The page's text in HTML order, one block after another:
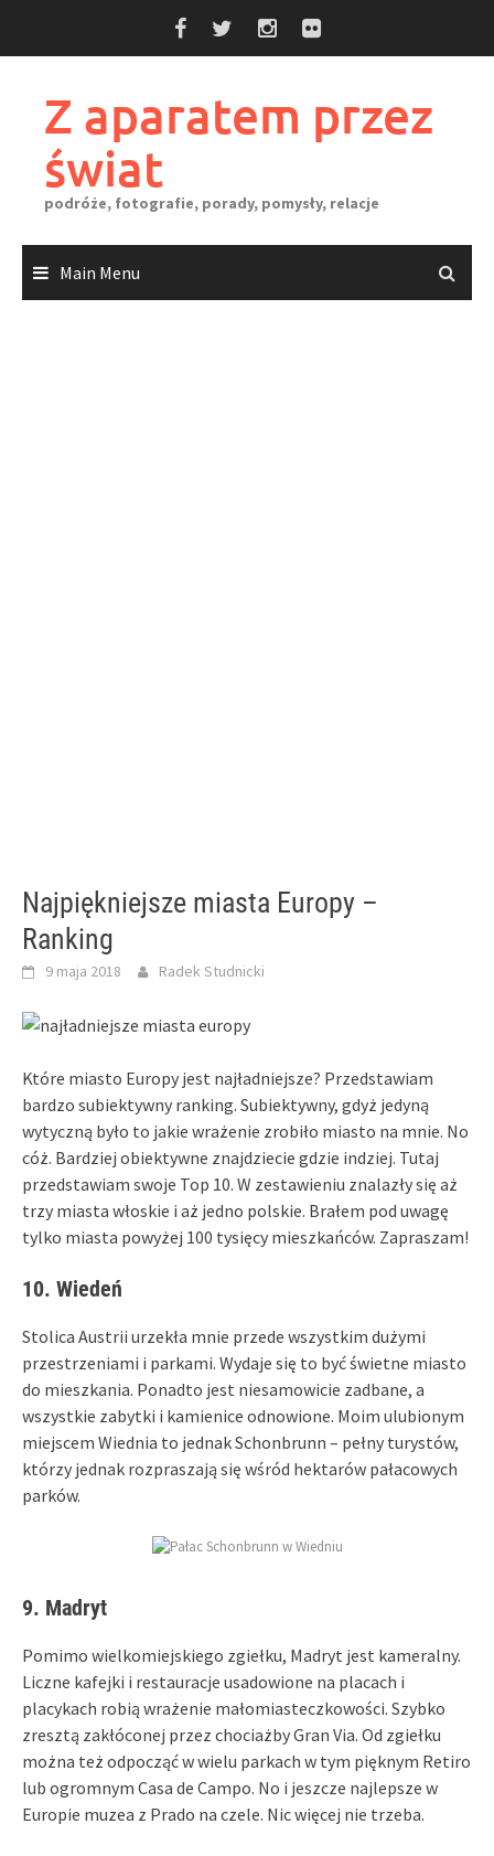
Z aparatem przez
świat
podróże, fotografie, porady, pomysły, relacje
Main Menu
Najpiękniejsze miasta Europy –
Ranking
9 maja 2018 Radek Studnicki
Które miasto Europy jest najładniejsze? Przedstawiam
bardzo subiektywny ranking. Subiektywny, gdyż jedyną
wytyczną było to jakie wrażenie zrobiło miasto na mnie. No
cóż. Bardziej obiektywne znajdziecie gdzie indziej. Tutaj
przedstawiam swoje Top 10. W zestawieniu znalazły się aż
trzy miasta włoskie i aż jedno polskie. Brałem pod uwagę
tylko miasta powyżej 100 tysięcy mieszkańców. Zapraszam!
10. Wiedeń
Stolica Austrii urzekła mnie przede wszystkim dużymi
przestrzeniami i parkami. Wydaje się to być świetne miasto
do mieszkania. Ponadto jest niesamowicie zadbane, a
wszystkie zabytki i kamienice odnowione. Moim ulubionym
miejscem Wiednia to jednak Schonbrunn – pełny turystów,
którzy jednak rozpraszają się wśród hektarów pałacowych
parków.
9. Madryt
Pomimo wielkomiejskiego zgiełku, Madryt jest kameralny.
Liczne kafejki i restauracje usadowione na placach i
placykach robią wrażenie małomiasteczkowości. Szybko
zresztą zakłóconej przez chociażby Gran Via. Od zgiełku
można też odpocząć w wielu parkach w tym pięknym Retiro
lub ogromnym Casa de Campo. No i jeszcze najlepsze w
Europie muzea z Prado na czele. Nic więcej nie trzeba.